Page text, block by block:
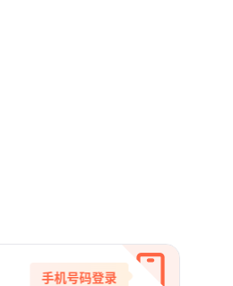
手机号码登录